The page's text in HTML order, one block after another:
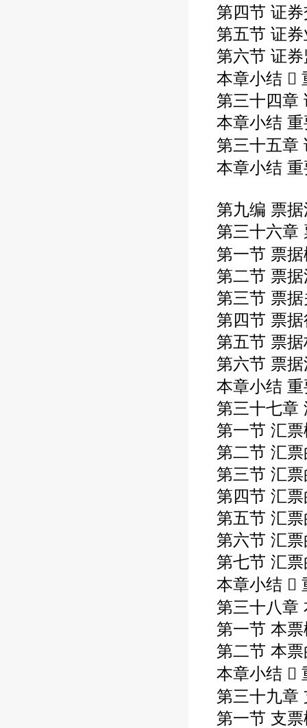
第四节 证
第五节 证
第六节 证
本章小结 
第三十四章
本章小结
第三十五章
本章小结
第九编 票
第三十六章
第一节 票
第二节 票据
第三节 票
第四节 票
第五节 票
第六节 票
本章小结
第三十七章
第一节 汇
第二节 汇
第三节 汇
第四节 汇
第五节 汇
第六节 汇
第七节 汇
本章小结 
第三十八章
第一节 本
第二节 本
本章小结 
第三十九章
第一节 支